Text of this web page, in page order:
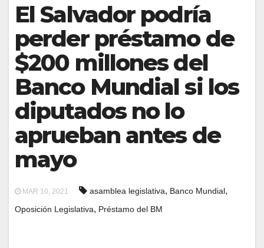
El Salvador podría
perder préstamo de
$200 millones del
Banco Mundial si los
diputados no lo
aprueban antes de
mayo
MAR 10, 2021 asamblea legislativa, Banco Mundial,
Oposición Legislativa, Préstamo del BM